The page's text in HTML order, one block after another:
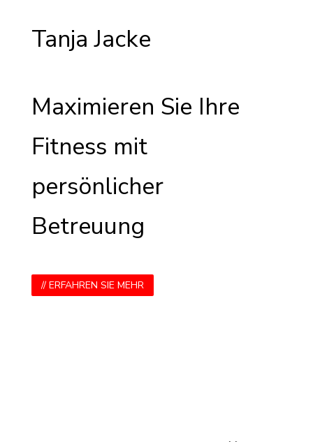
Tanja Jacke
Maximieren Sie Ihre
Fitness mit
persönlicher
Betreuung
// ERFAHREN SIE MEHR